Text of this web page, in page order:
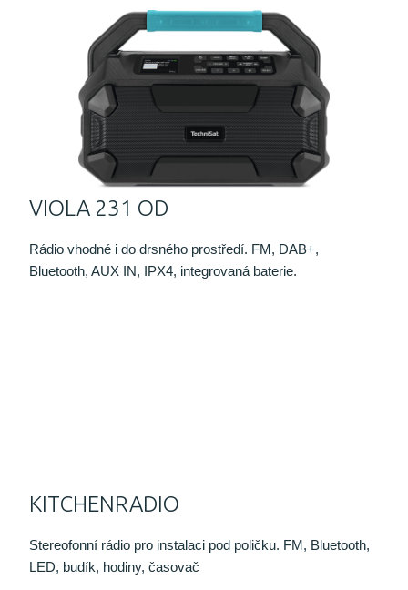
VIOLA 231 OD
Rádio vhodné i do drsného prostředí. FM, DAB+,
Bluetooth, AUX IN, IPX4, integrovaná baterie.
KITCHENRADIO
Stereofonní rádio pro instalaci pod poličku. FM, Bluetooth,
LED, budík, hodiny, časovač